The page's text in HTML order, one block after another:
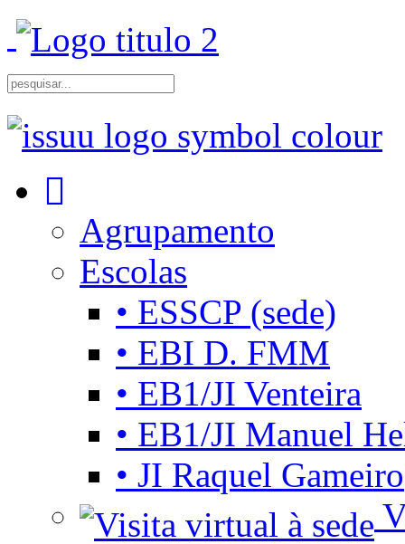
Agrupamento
Escolas
• ESSCP (sede)
• EBI D. FMM
• EB1/JI Venteira
• EB1/JI Manuel
• JI Raquel Gameiro